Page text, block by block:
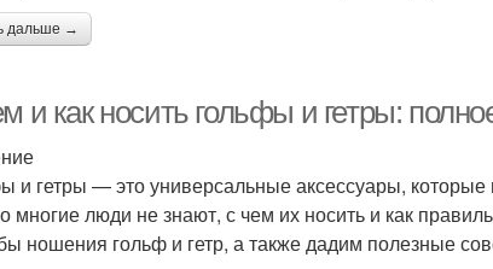
дальше →
и как носить гольфы и гетры:
и гетры — это универсальные аксессуары,
многие люди не знают, с чем их носить и как
ношения гольф и гетр, а также дадим полезные